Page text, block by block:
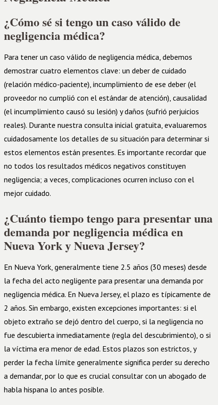
¿Cómo sé si tengo un caso válido de
negligencia médica?
Para tener un caso válido de negligencia médica, debemos
demostrar cuatro elementos clave: un deber de cuidado
(relación médico-paciente), incumplimiento de ese deber (el
proveedor no cumplió con el estándar de atención), causalidad
(el incumplimiento causó su lesión) y daños (sufrió perjuicios
reales). Durante nuestra consulta inicial gratuita, evaluaremos
cuidadosamente los detalles de su situación para determinar si
estos elementos están presentes. Es importante recordar que
no todos los resultados médicos negativos constituyen
negligencia; a veces, complicaciones ocurren incluso con el
mejor cuidado.
¿Cuánto tiempo tengo para presentar una
demanda por negligencia médica en
Nueva York y Nueva Jersey?
En Nueva York, generalmente tiene 2.5 años (30 meses) desde
la fecha del acto negligente para presentar una demanda por
negligencia médica. En Nueva Jersey, el plazo es típicamente de
2 años. Sin embargo, existen excepciones importantes: si el
objeto extraño se dejó dentro del cuerpo, si la negligencia no
fue descubierta inmediatamente (regla del descubrimiento), o si
la víctima era menor de edad. Estos plazos son estrictos, y
perder la fecha límite generalmente significa perder su derecho
a demandar, por lo que es crucial consultar con un abogado de
habla hispana lo antes posible.